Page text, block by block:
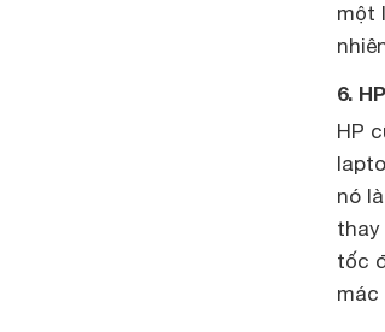
một
6.
HP
nó
thay
tốc
mác